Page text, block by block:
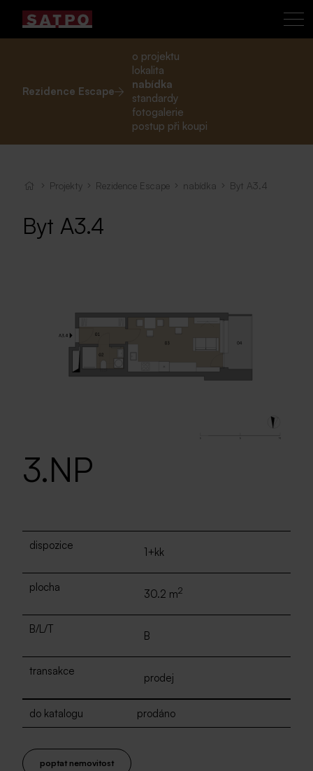
Rezidence Escape
o projektu
lokalita
nabídka
standardy
fotogalerie
postup při koupi
Projekty Rezidence Escape nabídka Byt A3.4
Byt A3.4
3.NP
dispozice
1+kk
plocha
30.2 m2
B/L/T
B
transakce
prodej
do katalogu prodáno
poptat nemovitost